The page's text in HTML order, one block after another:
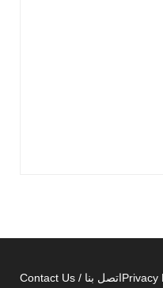
اتصل بنا / Contact Us